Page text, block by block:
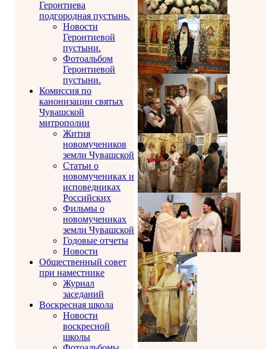
Геронтиева
подгородная пустынь.
Новости
Геронтиевой
пустыни.
Фотоальбом
Геронтиевой
пустыни.
Комиссия по
канонизации святых
Чувашской
митрополии
Жития
новомучеников
земли Чувашской
Статьи о
новомучениках и
исповедниках
Российских
Фильмы о
новомучениках
земли Чувашской
Годовые отчеты
Новости
Общественный совет
при наместнике
Журнал
заседаний
Воскресная школа
Новости
воскресной
школы